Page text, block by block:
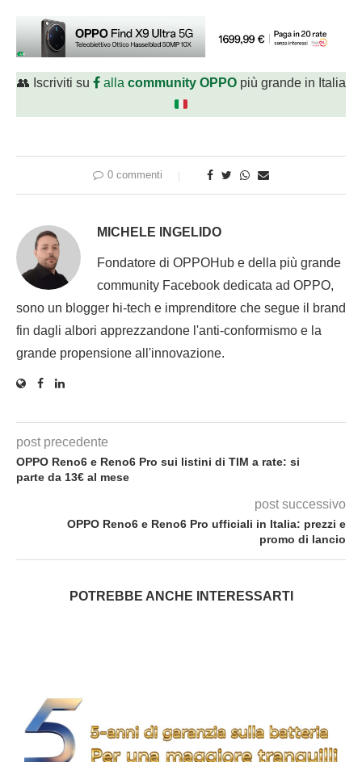
👥 Iscriviti su alla community OPPOpiù grande in Italia
0 commenti
MICHELE INGELIDO
Fondatore di OPPOHub e della più grande
community Facebook dedicata ad OPPO,
sono un blogger hi-tech e imprenditore che segue il brand
fin dagli albori apprezzandone l'anti-conformismo e la
grande propensione all'innovazione.
post precedente
OPPO Reno6 e Reno6 Pro sui listini di TIM a rate: si
parte da 13€ al mese
post successivo
OPPO Reno6 e Reno6 Pro ufficiali in Italia: prezzi e
promo di lancio
POTREBBE ANCHE INTERESSARTI